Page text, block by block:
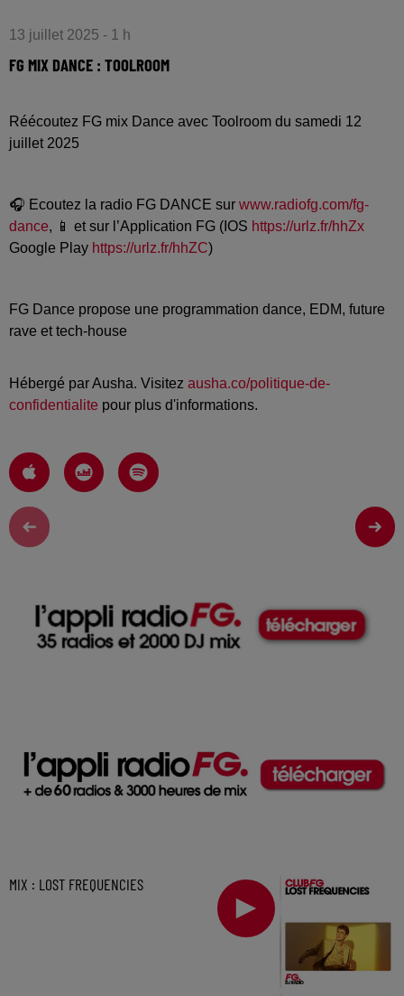
13 juillet 2025 - 1 h
FG MIX DANCE : TOOLROOM
Réécoutez FG mix Dance avec Toolroom du samedi 12
juillet 2025
🎧 Ecoutez la radio FG DANCE sur www.radiofg.com/fg-
dance, 📱 et sur l’Application FG (IOS https://urlz.fr/hhZx
Google Play https://urlz.fr/hhZC)
FG Dance propose une programmation dance, EDM, future
rave et tech-house
Hébergé par Ausha. Visitez ausha.co/politique-de-
confidentialite pour plus d'informations.
MIX : LOST FREQUENCIES